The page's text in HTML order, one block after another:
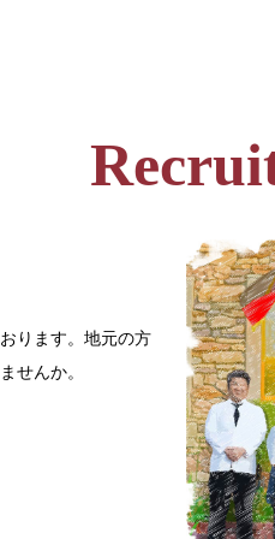
ります。地元の方
せんか。